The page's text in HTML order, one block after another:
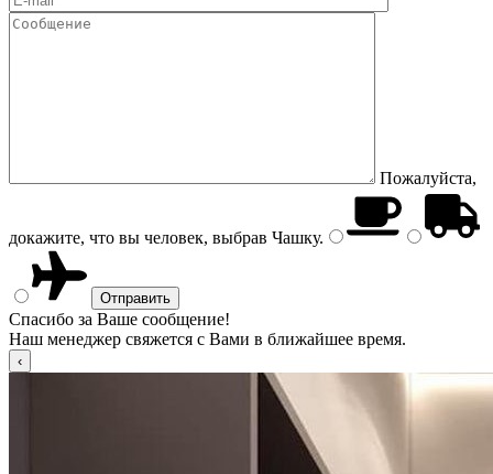
Пожалуйста,
докажите, что вы человек, выбрав Чашку.
Спасибо за Ваше сообщение!
Наш менеджер свяжется с Вами в ближайшее время.